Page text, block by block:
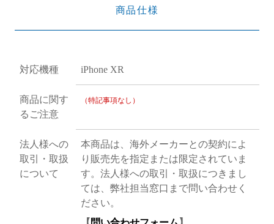
商品仕様
対応機種 iPhone XR
商品に関す
るご注意
（特記事項なし）
法人様への
取引・取扱
について
本商品は、海外メーカーとの契約によ
り販売先を指定または限定されていま
す。法人様への取引・取扱につきまし
ては、弊社担当窓口まで問い合わせく
ださい。